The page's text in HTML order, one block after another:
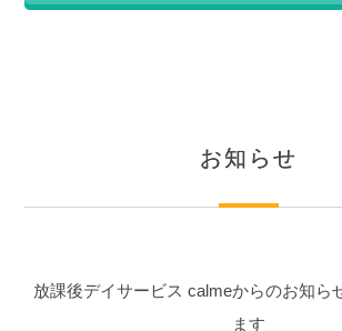
お知らせ
放課後デイサービス calmeからのお知ら
ます